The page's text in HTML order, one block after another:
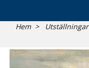
Hem Utställningar